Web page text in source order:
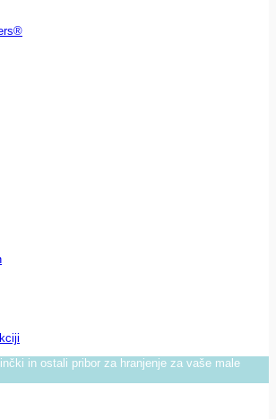
in ostali pribor za hranjenje za vaše male